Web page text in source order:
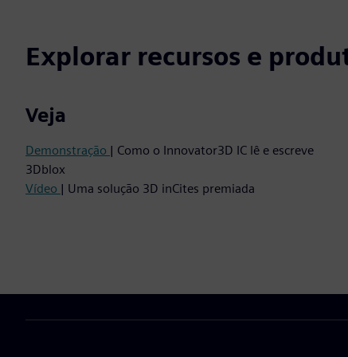
Explorar recursos e
Veja
Demonstração | Como o Innovator3D IC lê e escreve
3Dblox
Vídeo | Uma solução 3D inCites premiada